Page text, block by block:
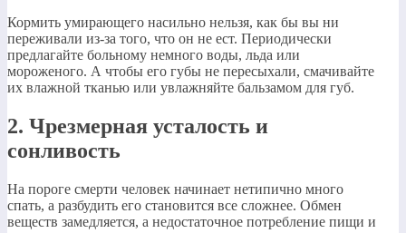
Кормить умирающего насильно нельзя, как бы вы ни
переживали из-за того, что он не ест. Периодически
предлагайте больному немного воды, льда или
мороженого. А чтобы его губы не пересыхали, смачивайте
их влажной тканью или увлажняйте бальзамом для губ.
2. Чрезмерная усталость и
сонливость
На пороге смерти человек начинает нетипично много
спать, а разбудить его становится все сложнее. Обмен
веществ замедляется, а недостаточное потребление пищи и